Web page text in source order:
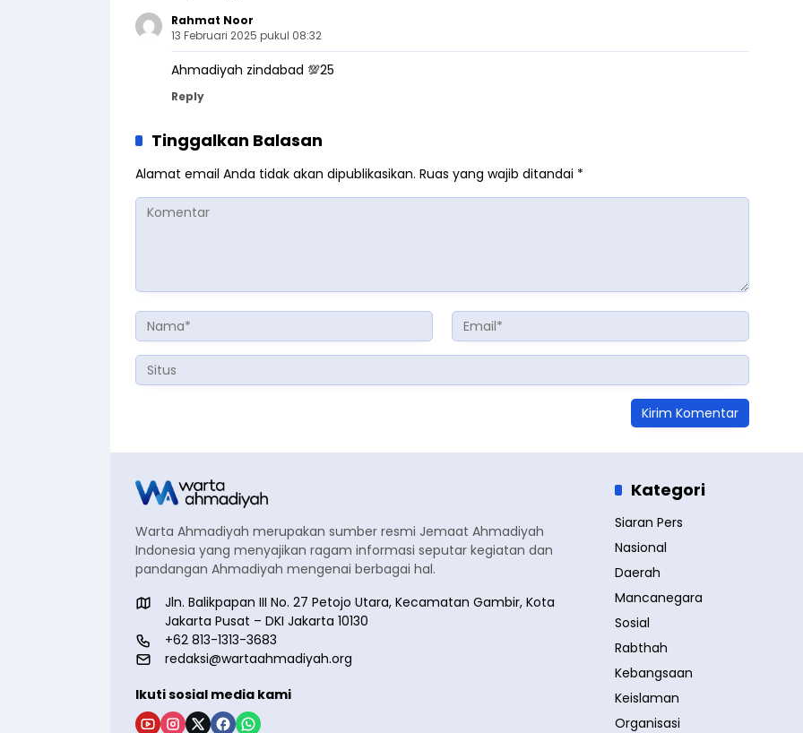
Rahmat Noor
13 Februari 2025 pukul 08:32
Ahmadiyah zindabad 💯25
Reply
Tinggalkan Balasan
Alamat email Anda tidak akan dipublikasikan. Ruas yang wajib ditandai *
Warta Ahmadiyah merupakan sumber resmi Jemaat Ahmadiyah
Indonesia yang menyajikan ragam informasi seputar kegiatan dan
pandangan Ahmadiyah mengenai berbagai hal.
Jln. Balikpapan III No. 27 Petojo Utara, Kecamatan Gambir, Kota
Jakarta Pusat – DKI Jakarta 10130
+62 813-1313-3683
redaksi@wartaahmadiyah.org
Ikuti sosial media kami
Kategori
Siaran Pers
Nasional
Daerah
Mancanegara
Sosial
Rabthah
Kebangsaan
Keislaman
Organisasi